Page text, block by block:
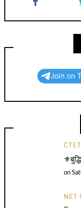
Join on
CTET
on
NET